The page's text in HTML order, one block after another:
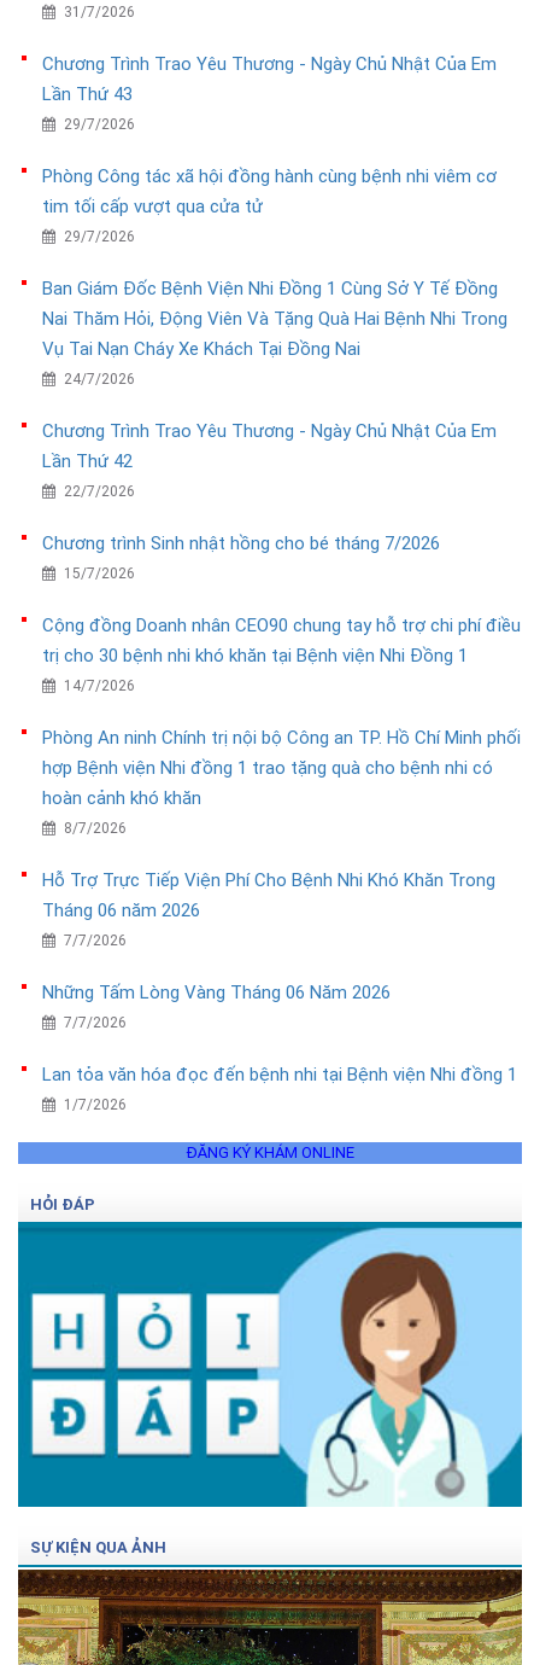
31/7/2026
Chương Trình Trao Yêu Thương - Ngày Chủ Nhật Của Em
Lần Thứ 43
29/7/2026
Phòng Công tác xã hội đồng hành cùng bệnh nhi viêm cơ
tim tối cấp vượt qua cửa tử
29/7/2026
Ban Giám Đốc Bệnh Viện Nhi Đồng 1 Cùng Sở Y Tế Đồng
Nai Thăm Hỏi, Động Viên Và Tặng Quà Hai Bệnh Nhi Trong
Vụ Tai Nạn Cháy Xe Khách Tại Đồng Nai
24/7/2026
Chương Trình Trao Yêu Thương - Ngày Chủ Nhật Của Em
Lần Thứ 42
22/7/2026
Chương trình Sinh nhật hồng cho bé tháng 7/2026
15/7/2026
Cộng đồng Doanh nhân CEO90 chung tay hỗ trợ chi phí điều
trị cho 30 bệnh nhi khó khăn tại Bệnh viện Nhi Đồng 1
14/7/2026
Phòng An ninh Chính trị nội bộ Công an TP. Hồ Chí Minh phối
hợp Bệnh viện Nhi đồng 1 trao tặng quà cho bệnh nhi có
hoàn cảnh khó khăn
8/7/2026
Hỗ Trợ Trực Tiếp Viện Phí Cho Bệnh Nhi Khó Khăn Trong
Tháng 06 năm 2026
7/7/2026
Những Tấm Lòng Vàng Tháng 06 Năm 2026
7/7/2026
Lan tỏa văn hóa đọc đến bệnh nhi tại Bệnh viện Nhi đồng 1
1/7/2026
ĐĂNG KÝ KHÁM ONLINE
HỎI ĐÁP
SỰ KIỆN QUA ẢNH